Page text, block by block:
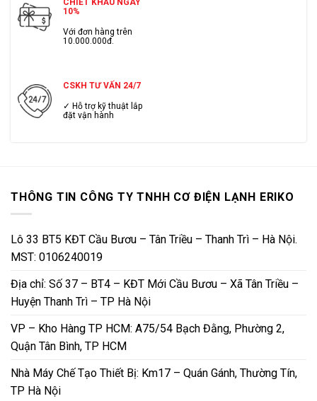
CHIẾT KHẤU NGAY
10%
Với đơn hàng trên
10.000.000đ.
CSKH TƯ VẤN 24/7
✓ Hỗ trợ kỹ thuật lắp
đặt vận hành
THÔNG TIN CÔNG TY TNHH CƠ ĐIỆN LẠNH ERIKO
Lô 33 BT5 KĐT Cầu Bươu – Tân Triều – Thanh Trì – Hà Nội.
MST: 0106240019
Địa chỉ: Số 37 – BT4 – KĐT Mới Cầu Bươu – Xã Tân Triều –
Huyện Thanh Trì – TP Hà Nội
VP – Kho Hàng TP HCM: A75/54 Bạch Đằng, Phường 2,
Quận Tân Bình, TP HCM
Nhà Máy Chế Tạo Thiết Bị: Km17 – Quán Gánh, Thường Tín,
TP Hà Nội